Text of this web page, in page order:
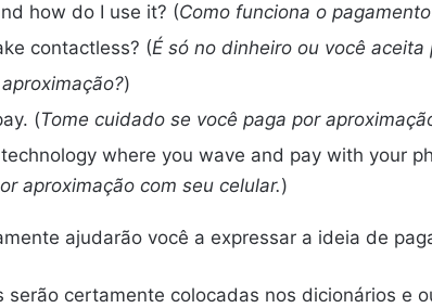
how do I use it? (Como funciona o
contactless? (É só no dinheiro ou você aceita
)
(Tome cuidado se você paga por
where you wave and pay with your
aproximação com seu celular.)
ajudarão você a expressar a ideia de
serão certamente colocadas nos dicionários e